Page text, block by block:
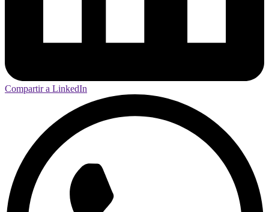
Compartir a LinkedIn